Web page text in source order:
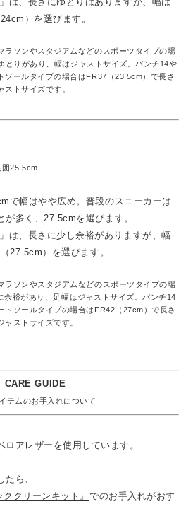
）を選びます。
ソンやスタジアムなどのスポーツタイプの場
とりがあり、幅はジャストサイズ。パンチ14や
ソールタイプの場合はFR37（23.5cm）で長さ
ストサイズです。
25.5cm
で幅はやや広め。普段のスニーカーは
が多く、27.5cmを選びます。
は、長さに少し余裕がありますが、幅
27.5cm）を選びます。
ソンやスタジアムなどのスポーツタイプの場
裕があり、足幅はジャストサイズ。パンチ14
トソールタイプの場合はFR42（27cm）で長さ
ャストサイズです。
CARE GUIDE
テムのお手入れについて
アレザーを使用しています。
ら、
ククリーンキット』でのお手入れがおす